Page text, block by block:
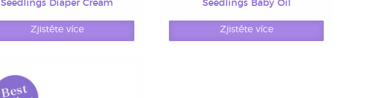
Seedlings Diaper Cream
Zjistěte více
Seedlings Baby Oil
Zjistěte více